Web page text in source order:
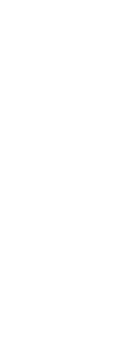
Secure;